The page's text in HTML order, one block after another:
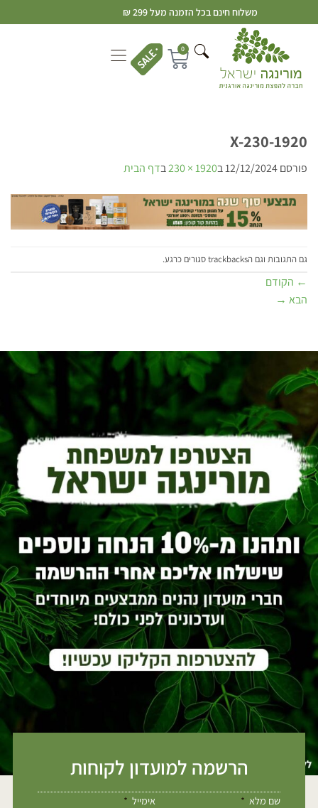
משלוח חינם בכל הזמנה מעל 299 ₪
0
1920-X-230
פורסם12/12/2024ב1920 × 230 בדף הבית
גם התגובות וגם הtrackbacks סגורים כרגע.
← הקודם
הבא →
הרשמה למועדון לקוחות
שם מלא אימייל